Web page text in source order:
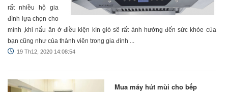
rất nhiều hộ gia
đình lựa chọn cho
mình ,khi nấu ăn ở điều kiện kín gió sẽ rất ảnh hưởng đến sức khỏe của
bạn cũng như của thành viên trong gia đình ...
19 Th12, 2020 14:08:54
Mua máy hút mùi cho bếp